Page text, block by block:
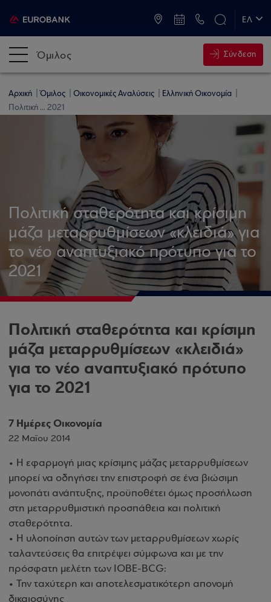
ΕΛ
Όμιλος Σύνδεση
Αρχική Όμιλος Οικονομικές Αναλύσεις
Ελληνική Οικονομία
Πολιτική ... 2021
Πολιτική σταθερότητα και κρίσιμη
μάζα μεταρρυθμίσεων «κλειδιά» για
το νέο αναπτυξιακό πρότυπο για το
2021
Πολιτική σταθερότητα και κρίσιμη
μάζα μεταρρυθμίσεων «κλειδιά»
για το νέο αναπτυξιακό πρότυπο
για το 2021
7 Ημέρες Οικονομία
22 Μαΐου 2014
• Η εφαρμογή μιας κρίσιμης μάζας μεταρρυθμίσεων
μπορεί να οδηγήσει την επιστροφή σε ένα βιώσιμη
μονοπάτι ανάπτυξης, προϋποθέτει όμως προσήλωση
στη μεταρρυθμιστική προσπάθεια και πολιτική
σταθερότητα.
• Η υλοποίηση αυτών των μεταρρυθμίσεων χωρίς
ταλαντεύσεις θα επιτρέψει σύμφωνα και με την
πρόσφατη μελέτη των ΙΟΒΕ-BCG:
• Την ταχύτερη και αποτελεσματικότερη απονομή
δικαιοσύνης